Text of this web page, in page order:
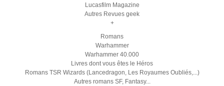
Lucasfilm Magazine
Autres Revues geek
+
Romans
Warhammer
Warhammer 40.000
Livres dont vous êtes le Héros
Romans TSR Wizards (Lancedragon, Les Royaumes Oubliés,...)
Autres romans SF, Fantasy...